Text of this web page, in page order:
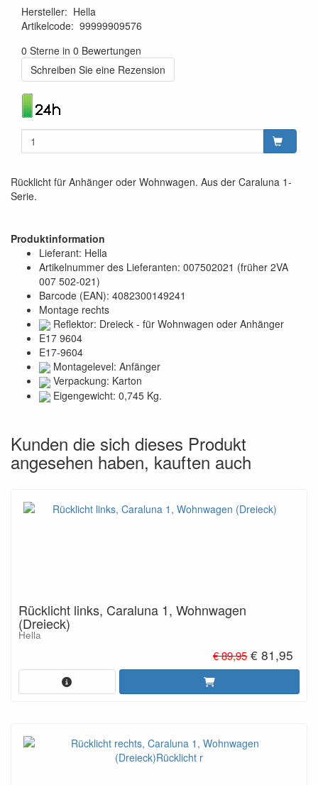
Hersteller: Hella
Artikelcode: 99999909576
0 Sterne in 0 Bewertungen
Schreiben Sie eine Rezension
Rücklicht für Anhänger oder Wohnwagen. Aus der Caraluna 1-
Serie.
Produktinformation
Lieferant: Hella
Artikelnummer des Lieferanten: 007502021 (früher 2VA
007 502-021)
Barcode (EAN): 4082300149241
Montage rechts
Reflektor: Dreieck - für Wohnwagen oder Anhänger
E17 9604
E17-9604
Montagelevel: Anfänger
Verpackung: Karton
Eigengewicht: 0,745 Kg.
Kunden die sich dieses Produkt
angesehen haben, kauften auch
Rücklicht links, Caraluna 1, Wohnwagen
(Dreieck)
Hella
€ 89,95€ 81,95